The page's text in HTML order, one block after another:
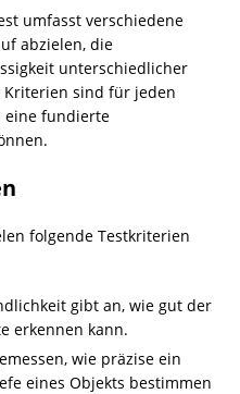
umfasst verschiedene
abzielen, die
unterschiedlicher
Kriterien sind für jeden
eine fundierte
folgende Testkriterien
gibt an, wie gut der
erkennen kann.
wie präzise ein
eines Objekts bestimmen